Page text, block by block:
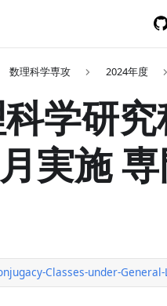
数理科学専攻 2024年度
学研
実施
Classes-under-